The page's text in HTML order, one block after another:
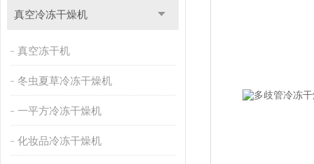
真空冷冻干燥机
真空冻干机
冬虫夏草冷冻干燥机
一平方冷冻干燥机
化妆品冷冻干燥机